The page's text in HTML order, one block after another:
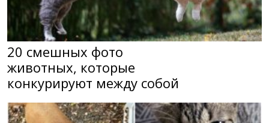
20 смешных фото
животных, которые
конкурируют между собой